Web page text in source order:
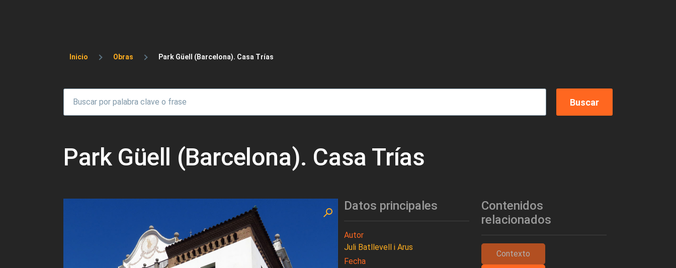
Sobrescribir enlaces de ayuda a la navegación
Inicio Obras Park Güell (Barcelona). Casa Trías
Park Güell (Barcelona). Casa Trías
Datos principales
Autor
Juli Batllevell i Arus
Fecha
Contenidos
relacionados
Contexto